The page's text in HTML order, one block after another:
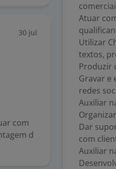
30 jul
com
d
Atuar
Utilizar
textos,
Produzir
Gravar e
redes
Auxiliar
Dar
com
Auxiliar